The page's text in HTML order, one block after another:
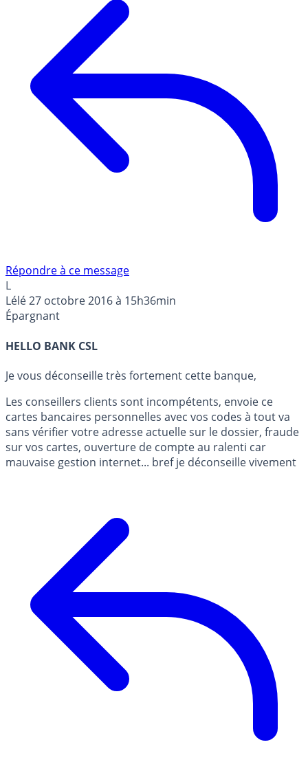
Répondre à ce message
L
Lélé27 octobre 2016 à 15h36min
Épargnant
HELLO BANK CSL
Je vous déconseille très fortement cette banque,
Les conseillers clients sont incompétents, envoie ce
cartes bancaires personnelles avec vos codes à tout va
sans vérifier votre adresse actuelle sur le dossier, fraude
sur vos cartes, ouverture de compte au ralenti car
mauvaise gestion internet... bref je déconseille vivement